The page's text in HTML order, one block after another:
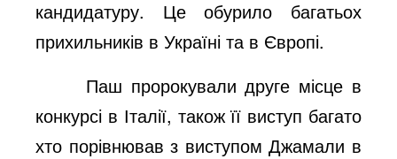
кандидатуру. Це обурило багатьох
прихильників в Україні та в Європі.
Паш пророкували друге місце в
конкурсі в Італії, також її виступ багато
хто порівнював з виступом Джамали в